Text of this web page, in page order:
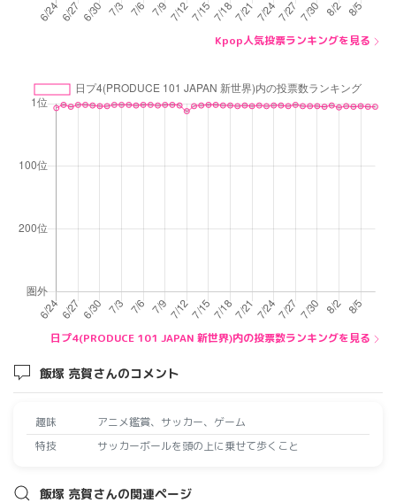
Kpop人気投票ランキングを見る
日プ4(PRODUCE 101 JAPAN 新世界)内の投票数ランキングを見る
飯塚 亮賀さんのコメント
趣味
アニメ鑑賞、サッカー、ゲーム
特技
サッカーボールを頭の上に乗せて歩くこと
飯塚 亮賀さんの関連ページ